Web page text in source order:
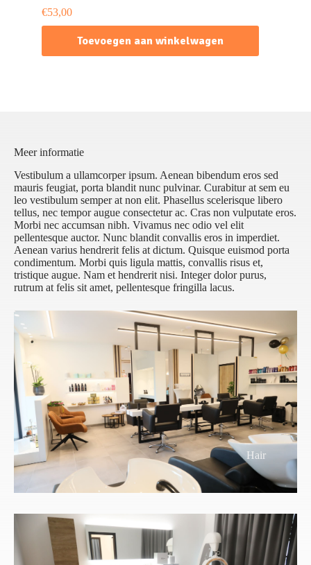
€53,00
Toevoegen aan winkelwagen
Meer informatie
Vestibulum a ullamcorper ipsum. Aenean bibendum eros sed
mauris feugiat, porta blandit nunc pulvinar. Curabitur at sem eu
leo vestibulum semper at non elit. Phasellus scelerisque libero
tellus, nec tempor augue consectetur ac. Cras non vulputate eros.
Morbi nec accumsan nibh. Vivamus nec odio vel elit
pellentesque auctor. Nunc blandit convallis eros in imperdiet.
Aenean varius hendrerit felis at dictum. Quisque euismod porta
condimentum. Morbi quis ligula mattis, convallis risus et,
tristique augue. Nam et hendrerit nisi. Integer dolor purus,
rutrum at felis sit amet, pellentesque fringilla lacus.
Hair